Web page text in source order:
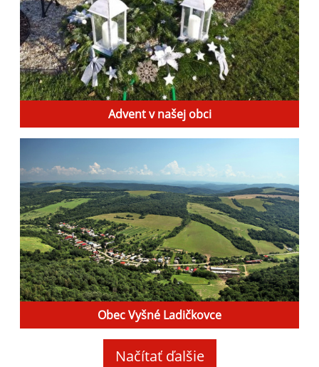
Advent v našej obci
Obec Vyšné Ladičkovce
Načítať ďalšie